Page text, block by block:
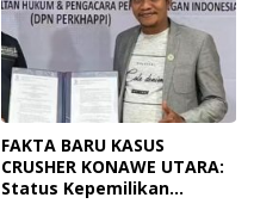
FAKTA BARU KASUS
CRUSHER KONAWE UTARA:
Status Kepemilikan